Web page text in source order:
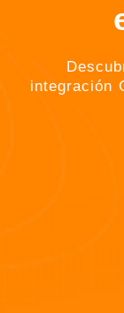
integración